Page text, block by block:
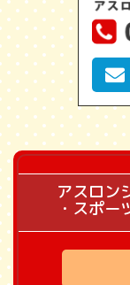
アスロン
・スポー